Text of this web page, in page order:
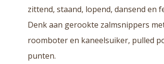
zittend, staand, lopend, dansend
Denk aan gerookte zalmsnippers
roomboter en kaneelsuiker, pulled
punten.